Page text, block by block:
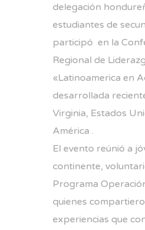
delegación
estudiantes de
participó en la
Regional de
«Latinoamerica en
desarrollada
Virginia, Estados
América .
El evento reúnió a
continente,
Programa
quienes
experiencias que